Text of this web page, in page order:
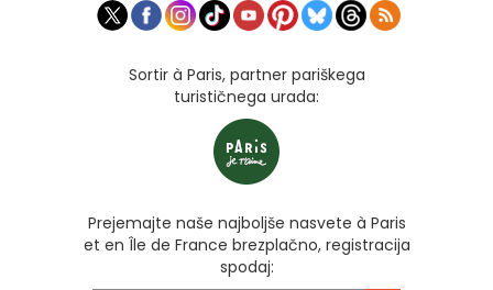
Sortir à Paris, partner pariškega
turističnega urada:
Prejemajte naše najboljše nasvete à Paris
et en Île de France brezplačno, registracija
spodaj: